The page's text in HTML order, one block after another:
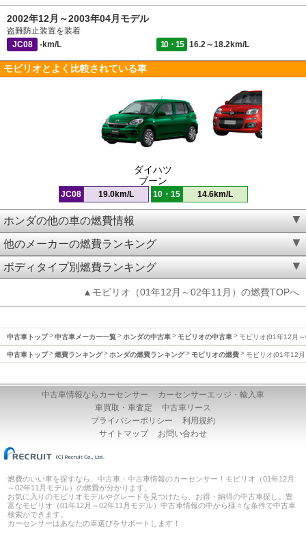
2002年12月～2003年04月モデル
盗難防止装置を装着
JC08
-km/L 10・15 16.2～18.2km/L
モビリオとよく比較されている車
ダイハツ
ブーン
JC08 19.0km/L 10・15 14.6km/L
ホンダの他の車の燃費情報
他のメーカーの燃費ランキング
ボディタイプ別燃費ランキング
▲モビリオ（01年12月～02年11月）の燃費TOPへ
中古車トップ 中古車メーカー一覧 ホンダの中古車 モビリオの中古車 モビリオ(01年12月
中古車トップ 燃費ランキング ホンダの燃費ランキング モビリオの燃費 モビリオ(01年12
中古車情報ならカーセンサー
カーセンサーエッジ・輸入車
車買取・車査定
中古車リース
プライバシーポリシー
利用規約
サイトマップ
お問い合わせ
燃費のいい車を探すなら、中古車・中古車情報のカーセンサー！モビリオ（01年12月
～02年11月モデル）の燃費が分かります。
お気に入りのモビリオモデルやグレードを見つけたら、お得・納得の中古車探し。豊
富なモビリオ（01年12月～02年11月モデル）中古車情報の中から様々な条件で中古車
検索ができます。
カーセンサーはあなたの車選びをサポートします！